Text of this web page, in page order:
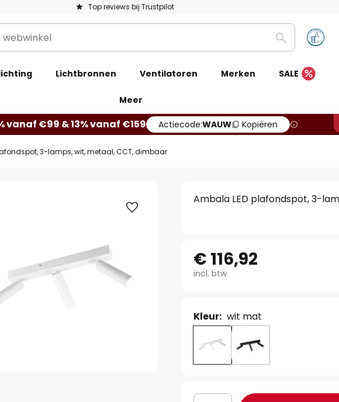
Top reviews bij Trustpilot
Zoeken
Lichtbronnen Ventilatoren Merken SALE
Meer
vanaf €99 & 13% vanaf €159 Actiecode:WAUW Kopiëren
3-lamps, wit, metaal, CCT, dimbaar
Ambala LED plafondspot, 3-
€ 116,92
incl. btw
Kleur: wit mat